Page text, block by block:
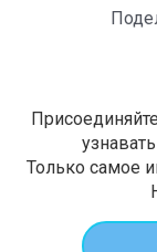
Только самое